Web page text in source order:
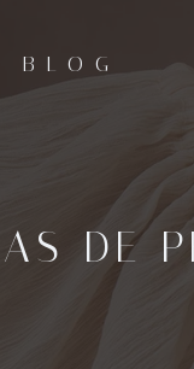
BLOG
DE